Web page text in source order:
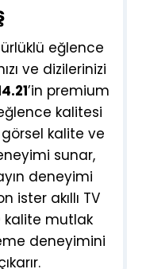
eğlence
ve dizilerinizi
’in premium
kalitesi
görsel kalite ve
sunar,
deneyimi
ister akıllı TV
kalite mutlak
deneyimini